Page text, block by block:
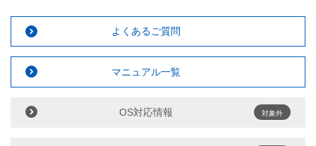
よくあるご質問
マニュアル一覧
OS対応情報 対象外